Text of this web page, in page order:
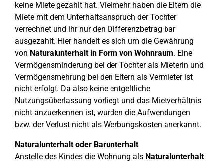
keine Miete gezahlt hat. Vielmehr haben die Eltern die
Miete mit dem Unterhaltsanspruch der Tochter
verrechnet und ihr nur den Differenzbetrag bar
ausgezahlt. Hier handelt es sich um die Gewährung
von Naturalunterhalt in Form von Wohnraum. Eine
Vermögensminderung bei der Tochter als Mieterin und
Vermögensmehrung bei den Eltern als Vermieter ist
nicht erfolgt. Da also keine entgeltliche
Nutzungsüberlassung vorliegt und das Mietverhältnis
nicht anzuerkennen ist, wurden die Aufwendungen
bzw. der Verlust nicht als Werbungskosten anerkannt.
Naturalunterhalt oder Barunterhalt
Anstelle des Kindes die Wohnung als Naturalunterhalt